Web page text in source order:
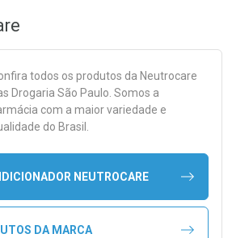
todos os produtos da Neutrocare
Drogaria São Paulo. Somos a
com a maior variedade e
do Brasil.
NEUTROCARE
DA MARCA